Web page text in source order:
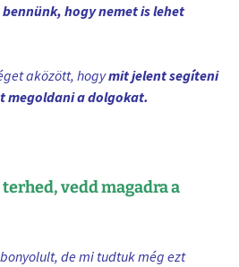
hogy nemet is lehet
aközött, hogymit jelent segíteni
megoldani a dolgokat.
vedd magadra a
de mi tudtuk még ezt